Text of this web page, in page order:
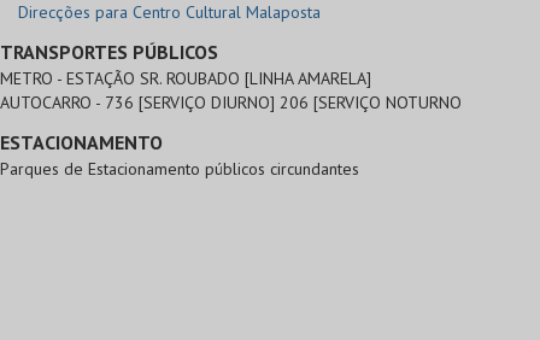
Direcções para Centro Cultural Malaposta
TRANSPORTES PÚBLICOS
METRO - ESTAÇÃO SR. ROUBADO [LINHA AMARELA]
AUTOCARRO - 736 [SERVIÇO DIURNO] 206 [SERVIÇO NOTURNO
ESTACIONAMENTO
Parques de Estacionamento públicos circundantes